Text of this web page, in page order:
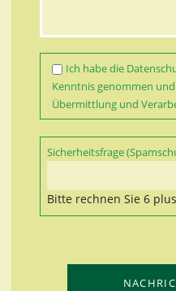
Ich habe die
Kenntnis genommen
Übermittlung und
Pflichtfeld
Sicherheitsfrage
Bitte rechnen Sie 6